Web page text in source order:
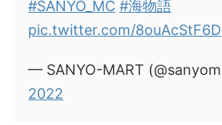
#SANYO_MC #海物語
pic.twitter.com/8ouAcStF6D
— SANYO-MART
2022